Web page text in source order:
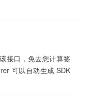
接口，免去您计算签
可以自动生成 SDK